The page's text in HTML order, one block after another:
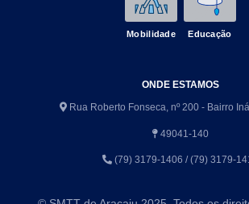
Mobilidade Educação
ONDE ESTAMOS
Rua Roberto Fonseca, nº 200 - Bairro
49041-140
(79) 3179-1406 / (79) 3179-